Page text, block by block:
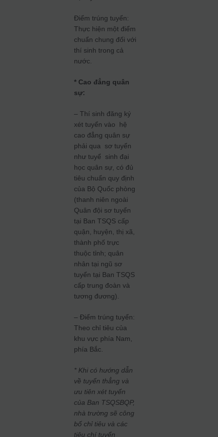
Điểm trúng tuyển:
Thực hiện một điểm
chuẩn chung đối với
thí sinh trong cả
nước.
* Cao đẳng quân
sự:
– Thí sinh đăng ký
xét tuyển vào hệ
cao đẳng quân sự
phải qua sơ tuyển
như tuyể sinh đại
học quân sự, có đủ
tiêu chuẩn quy định
của Bộ Quốc phòng
(thanh niên ngoài
Quân đội sơ tuyển
tại Ban TSQS cấp
quận, huyện, thị xã,
thành phố trực
thuộc tỉnh; quân
nhân tại ngũ sơ
tuyển tại Ban TSQS
cấp trung đoàn và
tương đương).
– Điểm trúng tuyển:
Theo chỉ tiêu của
khu vực phía Nam,
phía Bắc.
* Khi có hướng dẫn
về tuyển thẳng và
ưu tiên xét tuyển
của Ban TSQSBQP,
nhà trường sẽ công
bố chỉ tiêu và các
tiêu chí tuyển